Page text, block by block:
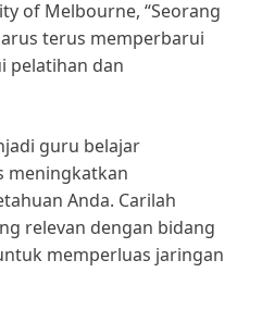
of Melbourne, “Seorang
terus memperbarui
pelatihan dan
guru belajar
meningkatkan
Anda. Carilah
relevan dengan bidang
memperluas jaringan